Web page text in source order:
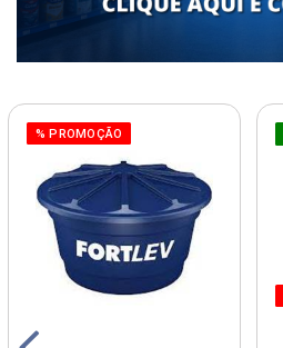
% PROMOÇÃO